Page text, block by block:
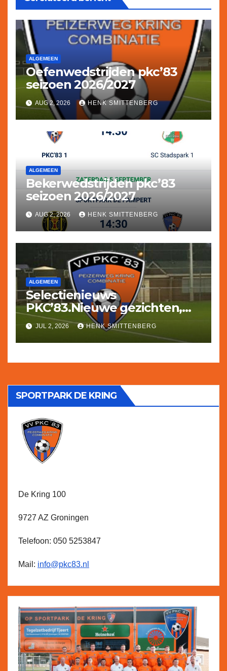
ALGEMEEN
Oefenwedstrijden pkc’83
seizoen 2026/2027
AUG 2, 2026 HENK SMITTENBERG
ALGEMEEN
Bekerwedstrijden pkc’83
seizoen 2026/2027
AUG 2, 2026 HENK SMITTENBERG
ALGEMEEN
Selectienieuws
PKC’83.Nieuwe gezichten,
een terugkerende trainer en
afscheid van een aantal
oudgedienden.
JUL 2, 2026 HENK SMITTENBERG
SPORTPARK DE KRING
De Kring 100
9727 AZ Groningen
Telefoon: 050 5253847
Mail: info@pkc83.nl